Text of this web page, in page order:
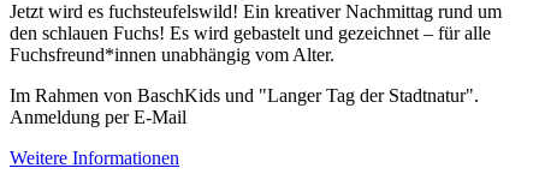
Jetzt wird es fuchsteufelswild! Ein kreativer Nachmittag rund um
den schlauen Fuchs! Es wird gebastelt und gezeichnet – für alle
Fuchsfreund*innen unabhängig vom Alter.
Im Rahmen von BaschKids und "Langer Tag der Stadtnatur".
Anmeldung per E-Mail
Weitere Informationen